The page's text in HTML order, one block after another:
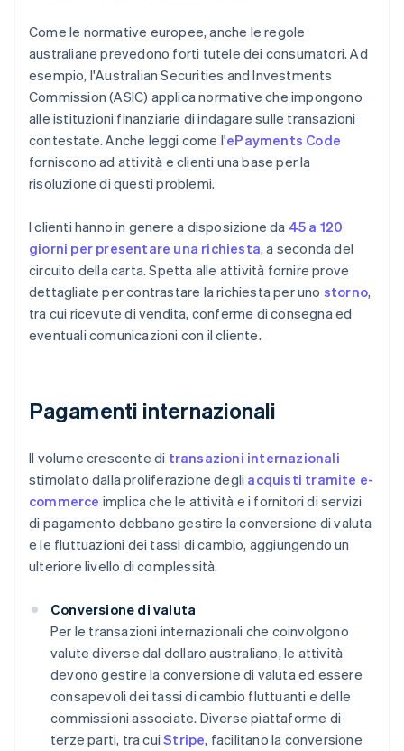
Come le normative europee, anche le regole
australiane prevedono forti tutele dei consumatori. Ad
esempio, l'Australian Securities and Investments
Commission (ASIC) applica normative che impongono
alle istituzioni finanziarie di indagare sulle transazioni
contestate. Anche leggi come l'ePayments Code
forniscono ad attività e clienti una base per la
risoluzione di questi problemi.
I clienti hanno in genere a disposizione da 45 a 120
giorni per presentare una richiesta, a seconda del
circuito della carta. Spetta alle attività fornire prove
dettagliate per contrastare la richiesta per uno storno,
tra cui ricevute di vendita, conferme di consegna ed
eventuali comunicazioni con il cliente.
Pagamenti internazionali
Il volume crescente di transazioni internazionali
stimolato dalla proliferazione degli acquisti tramite e-
commerce implica che le attività e i fornitori di servizi
di pagamento debbano gestire la conversione di valuta
e le fluttuazioni dei tassi di cambio, aggiungendo un
ulteriore livello di complessità.
Conversione di valuta
Per le transazioni internazionali che coinvolgono
valute diverse dal dollaro australiano, le attività
devono gestire la conversione di valuta ed essere
consapevoli dei tassi di cambio fluttuanti e delle
commissioni associate. Diverse piattaforme di
terze parti, tra cuiStripe, facilitano la conversione